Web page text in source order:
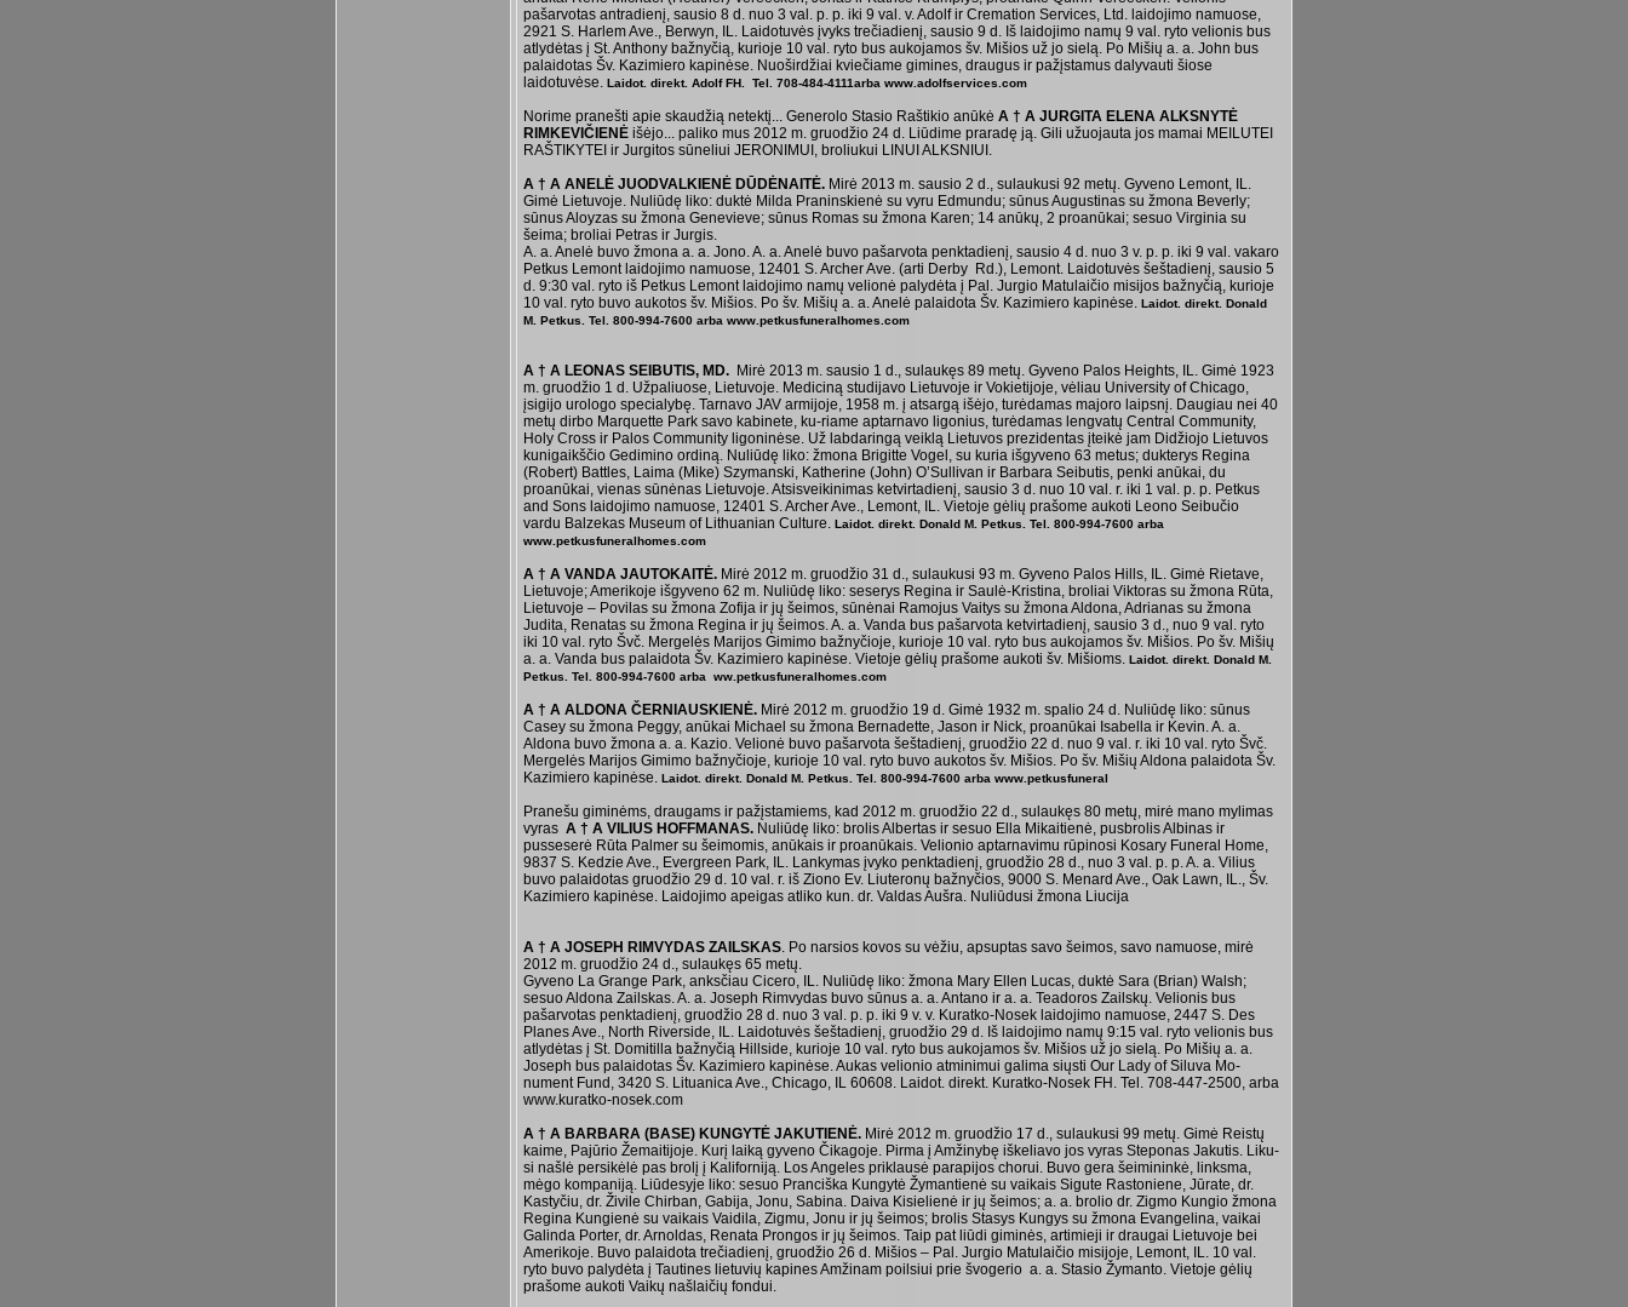
pašarvotas antradienį, sausio 8 d. nuo 3 val. p. p. iki 9 val. v. Adolf ir Cremation Services, Ltd. laidojimo namuose,
2921 S. Harlem Ave., Berwyn, IL. Laidotuvės įvyks trečiadienį, sausio 9 d. Iš laidojimo namų 9 val. ryto velionis bus
atlydėtas į St. Anthony bažnyčią, kurioje 10 val. ryto bus aukojamos šv. Mišios už jo sielą. Po Mišių a. a. John bus
palaidotas Šv. Kazimiero kapinėse. Nuoširdžiai kviečiame gimines, draugus ir pažįstamus dalyvauti šiose
laidotuvėse. Laidot. direkt. Adolf FH. Tel. 708-484-4111arba www.adolfservices.com
Norime pranešti apie skaudžią netektį... Generolo Stasio Raštikio anūkė A † A JURGITA ELENA ALKSNYTĖ
RIMKEVIČIENĖ išėjo... paliko mus 2012 m. gruodžio 24 d. Liūdime praradę ją. Gili užuojauta jos mamai MEILUTEI
RAŠ­TIKY­TEI ir Jurgitos sūneliui JERONIMUI, broliukui LI­NUI ALKSNIUI.
A † A ANELĖ JUODVALKIENĖ DŪDĖNAITĖ. Mirė 2013 m. sausio 2 d., sulaukusi 92 metų. Gyveno Lemont, IL.
Gimė Lietuvoje. Nuliūdę liko: duktė Milda Praninskienė su vyru Edmundu; sūnus Augustinas su žmona Beverly;
sūnus Aloyzas su žmona Genevieve; sūnus Romas su žmona Karen; 14 anūkų, 2 proanūkai; sesuo Virginia su
šeima; broliai Petras ir Jurgis.
A. a. Anelė buvo žmona a. a. Jono. A. a. Anelė buvo pašarvota penktadienį, sausio 4 d. nuo 3 v. p. p. iki 9 val. vakaro
Petkus Lemont laidojimo namuose, 12401 S. Archer Ave. (arti Derby Rd.), Lemont. Laidotuvės šeštadienį, sausio 5
d. 9:30 val. ryto iš Petkus Le­mont laidojimo namų velionė palydėta į Pal. Jurgio Matulaičio misijos bažnyčią, kurioje
10 val. ryto buvo aukotos šv. Mišios. Po šv. Mišių a. a. Anelė palaidota Šv. Kazimiero kapinėse. Laidot. direkt. Donald
M. Petkus. Tel. 800-994-7600 arba www.petkusfuneralhomes.com
A † A LEONAS SEIBUTIS, MD. Mirė 2013 m. sausio 1 d., sulaukęs 89 metų. Gyveno Palos Heights, IL. Gimė 1923
m. gruodžio 1 d. Užpaliuose, Lietuvoje. Mediciną studijavo Lietuvoje ir Vokietijoje, vėliau University of Chicago,
įsigijo urologo specialybę. Tarnavo JAV armijoje, 1958 m. į atsargą išėjo, turėdamas majoro laipsnį. Daugiau nei 40
metų dirbo Marquette Park savo kabinete, ku-riame aptarnavo ligonius, turėdamas lengvatų Central Community,
Holy Cross ir Palos Community ligoninėse. Už labdaringą veiklą Lietuvos prezidentas įteikė jam Didžiojo Lietuvos
kunigaikščio Gedimino ordiną. Nuliūdę liko: žmona Brigitte Vogel, su kuria išgyveno 63 metus; dukterys Regina
(Robert) Battles, Laima (Mike) Szymanski, Katherine (John) O’Sullivan ir Barbara Seibutis, penki anūkai, du
proanūkai, vienas sūnėnas Lietuvoje. Atsisveikinimas ketvirtadienį, sausio 3 d. nuo 10 val. r. iki 1 val. p. p. Petkus
and Sons laidojimo namuose, 12401 S. Archer Ave., Lemont, IL. Vietoje gėlių prašome aukoti Leono Seibučio
vardu Balzekas Museum of Lithuanian Culture. Laidot. direkt. Donald M. Petkus. Tel. 800-994-7600 arba
www.petkusfuneralhomes.com
A † A VANDA JAUTOKAITĖ. Mirė 2012 m. gruodžio 31 d., sulaukusi 93 m. Gyveno Palos Hills, IL. Gimė Rietave,
Lietuvoje; Amerikoje išgyveno 62 m. Nuliūdę liko: seserys Regina ir Saulė-Kristina, broliai Viktoras su žmona Rūta,
Lietuvoje – Povilas su žmona Zofija ir jų šeimos, sūnėnai Ramojus Vaitys su žmona Aldona, Adrianas su žmona
Judita, Renatas su žmona Regina ir jų šeimos. A. a. Vanda bus pašarvota ketvirtadienį, sausio 3 d., nuo 9 val. ryto
iki 10 val. ryto Švč. Mergelės Marijos Gimimo bažnyčioje, kurioje 10 val. ryto bus aukojamos šv. Mišios. Po šv. Mišių
a. a. Vanda bus palaidota Šv. Kazimiero kapinėse. Vietoje gėlių prašome aukoti šv. Mišioms. Laidot. direkt. Donald M.
Petkus. Tel. 800-994-7600 arba ww.petkusfuneralhomes.com
A † A ALDONA ČERNIAUSKIENĖ. Mirė 2012 m. gruodžio 19 d. Gimė 1932 m. spalio 24 d. Nuliūdę liko: sūnus
Casey su žmona Peggy, anūkai Michael su žmona Bernadette, Jason ir Nick, proanūkai Isabella ir Kevin. A. a.
Aldona buvo žmona a. a. Kazio. Velionė buvo pašarvota šeštadienį, gruodžio 22 d. nuo 9 val. r. iki 10 val. ryto Švč.
Mergelės Marijos Gimimo bažnyčioje, kurioje 10 val. ryto buvo aukotos šv. Mišios. Po šv. Mišių Aldona palaidota Šv.
Kazimiero kapinėse. Laidot. direkt. Donald M. Petkus. Tel. 800-994-7600 arba www.petkusfuneral
Pranešu giminėms, draugams ir pažįstamiems, kad 2012 m. gruodžio 22 d., sulaukęs 80 metų, mirė mano mylimas
vyras A † A VILIUS HOFFMANAS. Nuliūdę liko: brolis Albertas ir sesuo Ella Mikaitienė, pusbrolis Albinas ir
pusseserė Rūta Palmer su šeimomis, anūkais ir proanūkais. Velionio aptarnavimu rūpinosi Kosary Funeral Home,
9837 S. Kedzie Ave., Evergreen Park, IL. Lankymas įvyko penktadienį, gruodžio 28 d., nuo 3 val. p. p. A. a. Vilius
buvo palaidotas gruodžio 29 d. 10 val. r. iš Ziono Ev. Liuteronų bažnyčios, 9000 S. Menard Ave., Oak Lawn, IL., Šv.
Kazimiero kapinėse. Laidojimo apeigas atliko kun. dr. Valdas Aušra. Nuliūdusi žmona Liucija
A † A JOSEPH RIMVYDAS ZAILSKAS. Po narsios kovos su vėžiu, apsuptas savo šeimos, savo na­muo­se, mirė
2012 m. gruodžio 24 d., sulaukęs 65 metų.
Gyveno La Grange Park, anksčiau Cicero, IL. Nuliūdę liko: žmona Mary Ellen Lucas, duktė Sara (Brian) Walsh;
sesuo Aldona Zailskas. A. a. Joseph Rimvydas buvo sūnus a. a. Antano ir a. a. Tea­do­ros Zailskų. Velionis bus
pašarvotas penktadienį, gruodžio 28 d. nuo 3 val. p. p. iki 9 v. v. Kuratko-Nosek laidojimo namuose, 2447 S. Des
Planes Ave., North Riverside, IL. Laidotuvės šeštadienį, gruodžio 29 d. Iš laidojimo namų 9:15 val. ryto velionis bus
atlydėtas į St. Domitilla bažnyčią Hillside, kurioje 10 val. ryto bus aukojamos šv. Mišios už jo sielą. Po Mišių a. a.
Joseph bus palaidotas Šv. Kazimiero kapinėse. Aukas velionio atminimui galima siųsti Our Lady of Siluva Mo­
nument Fund, 3420 S. Lituanica Ave., Chicago, IL 60608. Laidot. direkt. Kuratko-Nosek FH. Tel. 708-447-2500, arba
www.kuratko-nosek.com
A † A BARBARA (BASE) KUNGYTĖ JAKUTIENĖ. Mirė 2012 m. gruodžio 17 d., sulaukusi 99 metų. Gimė Reistų
kaime, Pajūrio Žemaitijoje. Kurį laiką gyveno Čikagoje. Pirma į Amžinybę iškeliavo jos vyras Steponas Jakutis. Li­ku­
si našlė persikėlė pas brolį į Kaliforniją. Los Angeles pri­klausė parapijos chorui. Buvo gera šeimininkė, linksma,
mėgo kompaniją. Liūdesyje liko: sesuo Pranciška Kungytė Žymantienė su vai­kais Sigute Rastoniene, Jūrate, dr.
Kastyčiu, dr. Živile Chirban, Gabija, Jonu, Sabina. Daiva Kisielienė ir jų šeimos; a. a. brolio dr. Zigmo Kungio žmona
Regina Kungienė su vaikais Vaidila, Zigmu, Jonu ir jų šeimos; brolis Stasys Kungys su žmona Evan­gelina, vaikai
Galinda Porter, dr. Arnoldas, Renata Prongos ir jų šeimos. Taip pat liūdi giminės, artimieji ir draugai Lietuvoje bei
Amerikoje. Buvo palaidota trečiadienį, gruodžio 26 d. Mišios – Pal. Jur­gio Matulaičio misijoje, Lemont, IL. 10 val.
ryto buvo palydėta į Tautines lietuvių kapines Amžinam poilsiui prie švogerio a. a. Stasio Žymanto. Vietoje gėlių
prašome aukoti Vaikų našlaičių fondui.